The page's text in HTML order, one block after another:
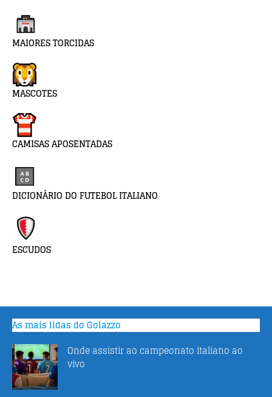
MAIORES TORCIDAS
MASCOTES
CAMISAS APOSENTADAS
DICIONÁRIO DO FUTEBOL ITALIANO
ESCUDOS
As mais lidas do Golazzo
Onde assistir ao campeonato italiano ao
vivo